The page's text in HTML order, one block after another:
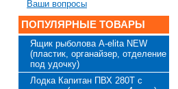
Ваши вопросы
ПОПУЛЯРНЫЕ ТОВАРЫ
Ящик рыболова A-elita NEW
(пластик, органайзер, отделение
под удочку)
Лодка Капитан ПВХ 280Т с